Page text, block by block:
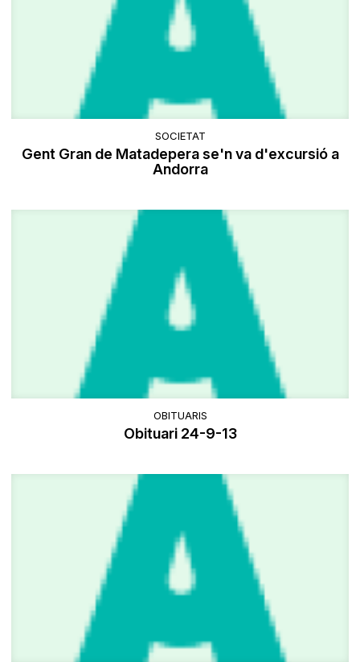
SOCIETAT
Gent Gran de Matadepera se'n va d'excursió a
Andorra
OBITUARIS
Obituari 24-9-13